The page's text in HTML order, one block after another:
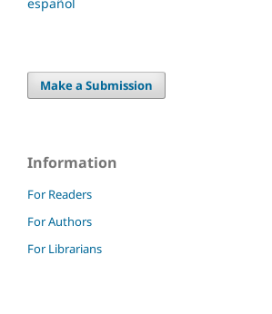
Make a Submission
Information
For Readers
For Authors
For Librarians